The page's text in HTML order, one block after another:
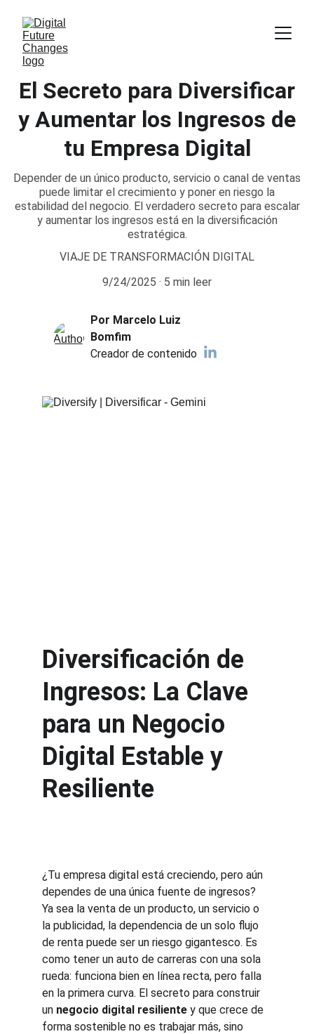
El Secreto para Diversificar
y Aumentar los Ingresos de
tu Empresa Digital
Depender de un único producto, servicio o canal de ventas
puede limitar el crecimiento y poner en riesgo la
estabilidad del negocio. El verdadero secreto para escalar
y aumentar los ingresos está en la diversificación
estratégica.
VIAJE DE TRANSFORMACIÓN DIGITAL
9/24/2025
5 min leer
Por Marcelo Luiz
Bomfim
Creador de contenido
Diversificación de
Ingresos: La Clave
para un Negocio
Digital Estable y
Resiliente
¿Tu empresa digital está creciendo, pero aún
dependes de una única fuente de ingresos?
Ya sea la venta de un producto, un servicio o
la publicidad, la dependencia de un solo flujo
de renta puede ser un riesgo gigantesco. Es
como tener un auto de carreras con una sola
rueda: funciona bien en línea recta, pero falla
en la primera curva. El secreto para construir
un negocio digital resiliente y que crece de
forma sostenible no es trabajar más, sino